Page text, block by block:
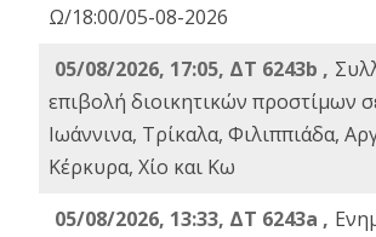
Ω/18:00/05-08-2026
05/08/2026, 17:05, ΔΤ 6243b ,
επιβολή διοικητικών προστίμων
Ιωάννινα, Τρίκαλα, Φιλιππιάδα,
Κέρκυρα, Χίο και Κω
05/08/2026, 13:33, ΔΤ 6243a ,